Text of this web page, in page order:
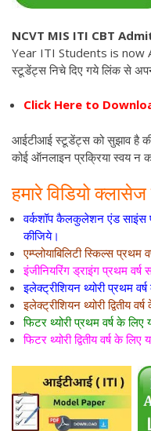
NCVT MIS ITI CBT
Year ITI Students is now
स्टूडेंट्स निचे दिए गये लिंक से
Click Here to
आईटीआई स्टूडेंट्स को सुझाव है की
कोई ऑनलाइन प्रक्रिया स्वय
हमारे विडियो
वर्कशॉप कैलकुलेशन एंड साइंस
कीजिये।
एम्प्लोयाबिलिटी स्किल्स
इंजीनियरिंग ड्राइंग प्रथम
इलेक्ट्रीशियन थ्योरी प्रथम
इलेक्ट्रीशियन थ्योरी द्वितीय
फिटर थ्योरी प्रथम वर्ष के लिए
फिटर थ्योरी द्वितीय वर्ष के